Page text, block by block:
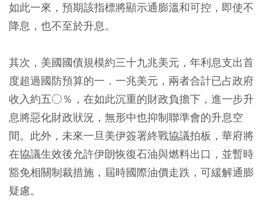
如此一來，預期該指標將顯示通膨溫和可控，即使不
降息，也不至於升息。
其次，美國國債規模約三十九兆美元，年利息支出首
度超過國防預算的一．一兆美元，兩者合計已占政府
收入約五○％，在如此沉重的財政負擔下，進一步升
息將惡化財政狀況，無形中也抑制聯準會的升息空
間。此外，未來一旦美伊簽署終戰協議拍板，華府將
在協議生效後允許伊朗恢復石油與燃料出口，並暫時
豁免相關制裁措施，屆時國際油價走跌，可緩解通膨
疑慮。